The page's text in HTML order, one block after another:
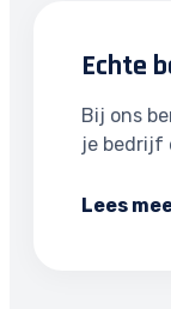
Echte
Bij ons
je bedrijf
Lees